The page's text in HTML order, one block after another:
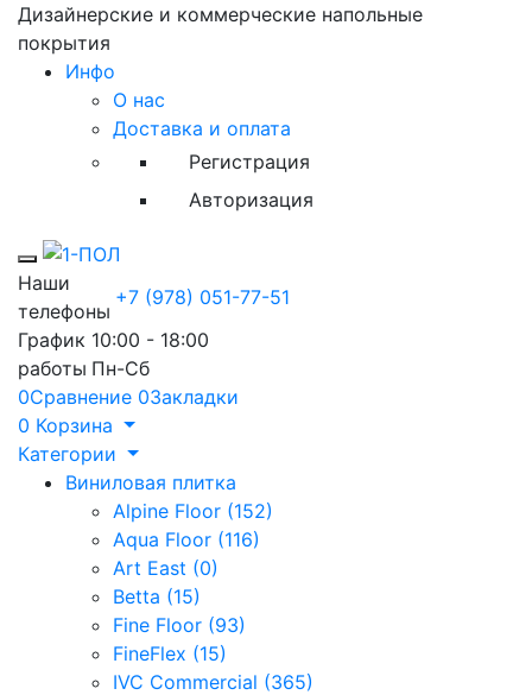
Дизайнерские и коммерческие напольные
покрытия
Инфо
О нас
Доставка и оплата
Регистрация
Авторизация
Toggle mobile menu
Наши
телефоны
+7 (978) 051-77-51
График
работы
10:00 - 18:00
Пн-Сб
0Сравнение 0Закладки
0 Корзина
Категории
Виниловая плитка
Alpine Floor (152)
Aqua Floor (116)
Art East (0)
Betta (15)
Fine Floor (93)
FineFlex (15)
IVC Commercial (365)